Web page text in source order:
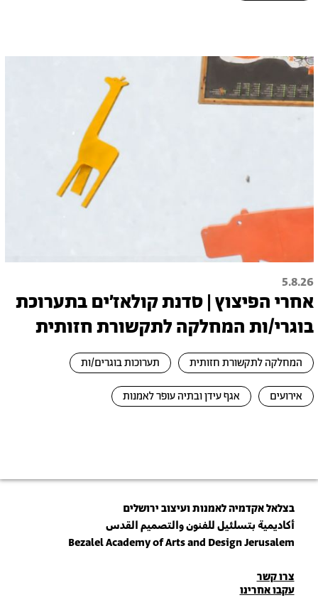
5.8.26
אחרי הפיצוץ | סדנת קולאז׳ים בתערוכת
בוגרי/ות המחלקה לתקשורת חזותית
המחלקה לתקשורת חזותית תערוכות בוגרים/ות
אירועים אגף עידן ובתיה עופר לאמנות
בצלאל אקדמיה לאמנות ועיצוב ירושלים
أكاديمية بتسلئيل للفنون والتصميم القدس
Bezalel Academy of Arts and Design Jerusalem
פרטי
צרו קשר
עקבו אחרינו